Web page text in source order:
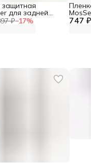
₽−17%
для задней
Oppo Reno 12 747 ₽
Пленка
панели